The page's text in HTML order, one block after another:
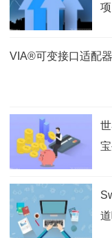
VIA®可变接口适配